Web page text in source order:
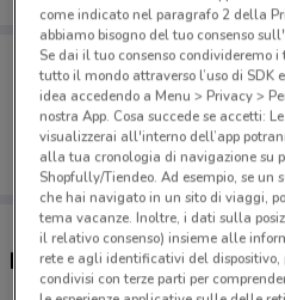
Porta DoveConviene
Puoi trovare le migliori
salvarle e creare la tua
dal tuo cellulare.
Negozi GrandVision by
come indicato nel paragrafo 2 della
abbiamo bisogno del tuo consenso
Se dai il tuo consenso condivideremo
tutto il mondo attraverso l’uso di SDK
idea accedendo a Menu > Privacy >
nostra App. Cosa succede se accetti:
visualizzerai all'interno dell’app
alla tua cronologia di navigazione su
Shopfully/Tiendeo. Ad esempio, se un
che hai navigato in un sito di viaggi,
tema vacanze. Inoltre, i dati sulla
il relativo consenso) insieme alle
rete e agli identificativi del dispositivo,
condivisi con terze parti per